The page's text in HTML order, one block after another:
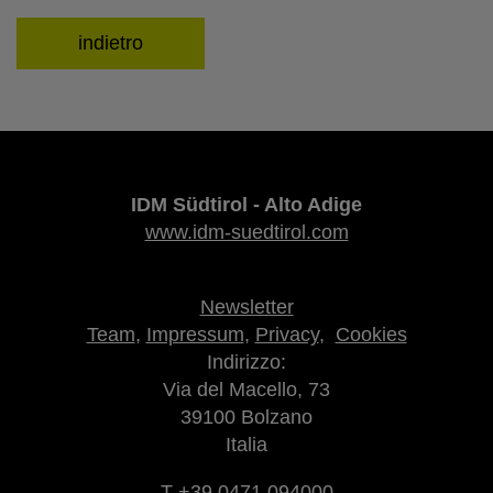
indietro
IDM Südtirol - Alto Adige
www.idm-suedtirol.com
Newsletter
Team, Impressum, Privacy, Cookies
Indirizzo:
Via del Macello, 73
39100 Bolzano
Italia